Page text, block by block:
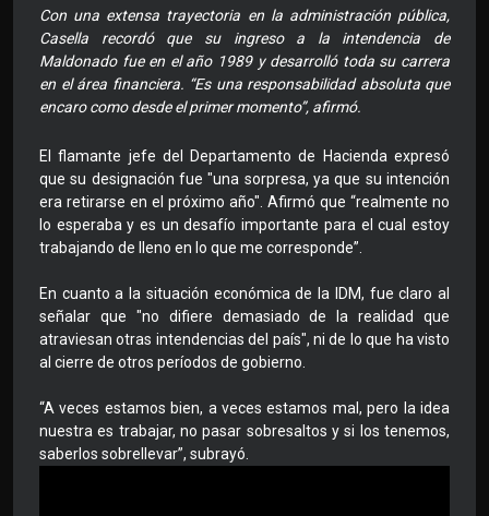
Con una extensa trayectoria en la administración pública,
Casella recordó que su ingreso a la intendencia de
Maldonado fue en el año 1989 y desarrolló toda su carrera
en el área financiera. “Es una responsabilidad absoluta que
encaro como desde el primer momento”, afirmó.
El flamante jefe del Departamento de Hacienda expresó
que su designación fue "una sorpresa, ya que su intención
era retirarse en el próximo año". Afirmó que “realmente no
lo esperaba y es un desafío importante para el cual estoy
trabajando de lleno en lo que me corresponde”.
En cuanto a la situación económica de la IDM, fue claro al
señalar que "no difiere demasiado de la realidad que
atraviesan otras intendencias del país", ni de lo que ha visto
al cierre de otros períodos de gobierno.
“A veces estamos bien, a veces estamos mal, pero la idea
nuestra es trabajar, no pasar sobresaltos y si los tenemos,
saberlos sobrellevar”, subrayó.